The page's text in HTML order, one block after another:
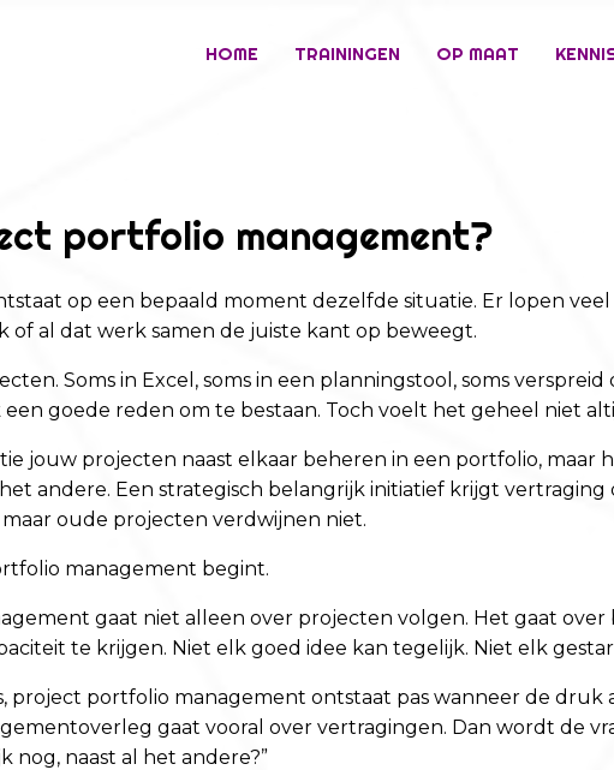
HOME TRAININGEN OP MAAT
portfolio management?
op een bepaald moment dezelfde situatie. Er lopen
of al dat werk samen de juiste kant op beweegt.
Soms in Excel, soms in een planningstool, soms
goede reden om te bestaan. Toch voelt het geheel niet
jouw projecten naast elkaar beheren in een portfolio,
andere. Een strategisch belangrijk initiatief krijgt
oude projecten verdwijnen niet.
management begint.
gaat niet alleen over projecten volgen. Het gaat
te krijgen. Niet elk goed idee kan tegelijk. Niet elk
project portfolio management ontstaat pas wanneer de druk
gaat vooral over vertragingen. Dan wordt de
nog, naast al het andere?”